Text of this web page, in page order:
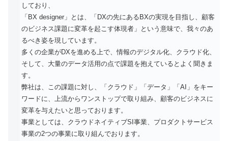
しており、
「BX designer」とは、「DXの先にあるBXの実現を目指し、顧客
のビジネス課題に変革を起こす体現者」という意味で、我々のあ
るべき姿を現しています。
多くの企業がDXを進める上で、情報のデジタル化、クラウド化、
そして、大量のデータ活用の点で課題を抱えているとよく聞きま
す。
弊社は、この課題に対し、「クラウド」「データ」「AI」をキー
ワードに、上流からワンストップで取り組み、顧客のビジネスに
変革を与えたいと思っております。
事業としては、クラウドネイティブSI事業、プロダクトサービス
事業の2つの事業に取り組んでおります。